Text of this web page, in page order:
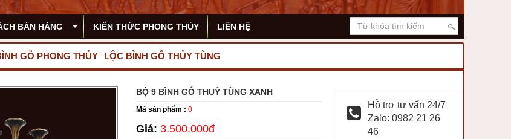
BÁN HÀNG KIẾN THỨC PHONG THỦY LIÊN HỆ
GỖ PHONG THỦY LỘC BÌNH GỖ THỦY TÙNG
BỘ 9 BÌNH GỖ THUỶ TÙNG XANH
Mã sản phẩm : 0
Giá: 3.500.000đ
Hỗ trợ tư vấn 24/7
Zalo: 0982 21 26
46